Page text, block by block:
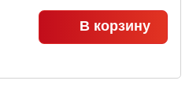
В корзину